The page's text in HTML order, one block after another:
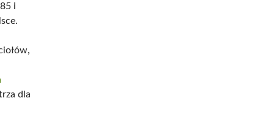
i
dla